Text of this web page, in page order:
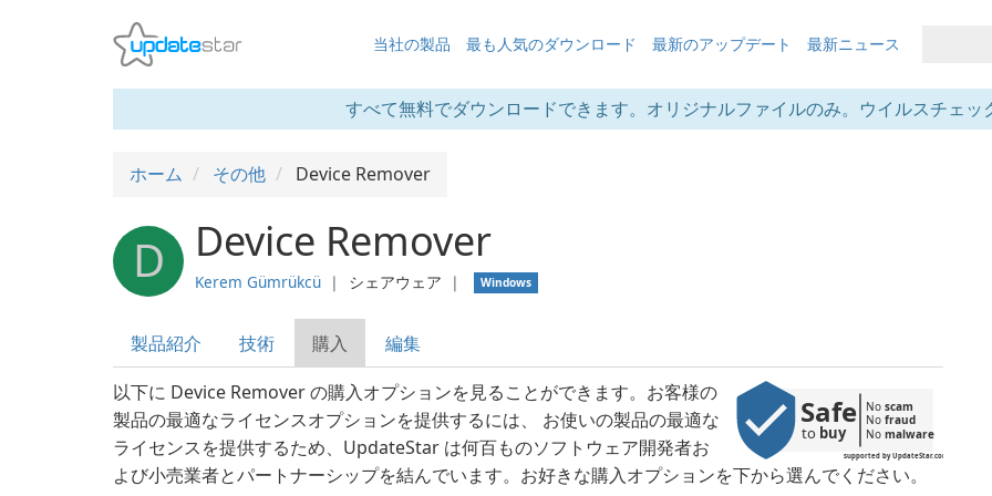
当社の製品 最も人気のダウンロード 最新のアップデート 最新ニュース
すべて無料でダウンロードできます。オリジナルファイルのみ。ウイルスチェッ
ホーム その他 Device Remover
D Device Remover
Kerem Gümrükcü ❘ シェアウェア ❘ Windows
製品紹介 技術 購入 編集
supported by UpdateStar.com
Safe
to buy
No scam
No fraud
No malware
以下に Device Remover の購入オプションを見ることができます。お客様の
製品の最適なライセンスオプションを提供するには、 お使いの製品の最適な
ライセンスを提供するため、UpdateStar は何百ものソフトウェア開発者お
よび小売業者とパートナーシップを結んでいます。お好きな購入オプションを下から選んでください。